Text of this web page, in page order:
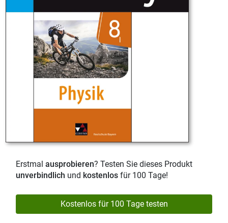
Erstmal ausprobieren? Testen Sie dieses Produkt
unverbindlich und kostenlos für 100 Tage!
Kostenlos für 100 Tage testen